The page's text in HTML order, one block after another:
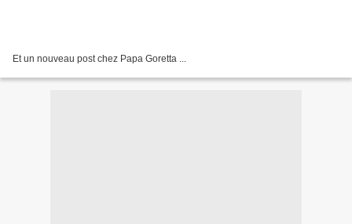
Et un nouveau post chez Papa Goretta ...